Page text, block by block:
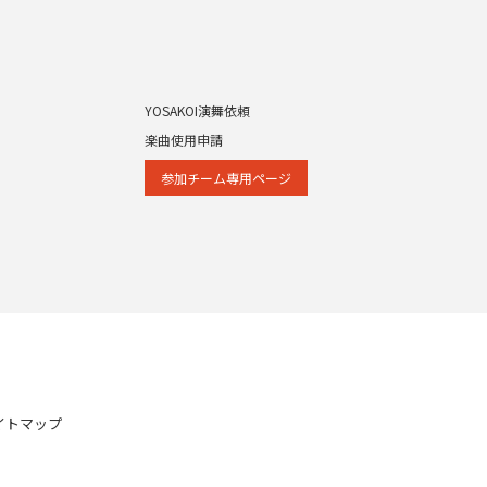
YOSAKOI演舞依頼
楽曲使用申請
参加チーム専⽤ページ
トマップ